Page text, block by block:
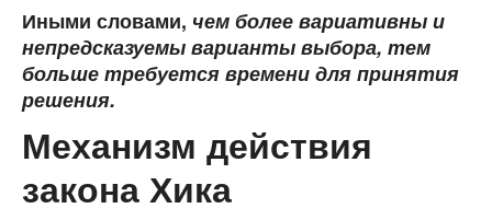
Иными словами, чем более вариативны и
непредсказуемы варианты выбора, тем
больше требуется времени для принятия
решения.
Механизм действия
закона Хика